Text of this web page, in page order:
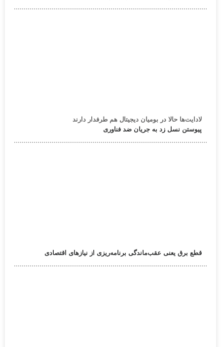
لادایت‌ها حالا در بومیان دیجیتال هم طرفدار دارند
پیوستن نسل زد به جریان ضد فناوری
قطع برق یعنی عقب‌ماندگی برنامه‌ریزی از نیازهای اقتصادی